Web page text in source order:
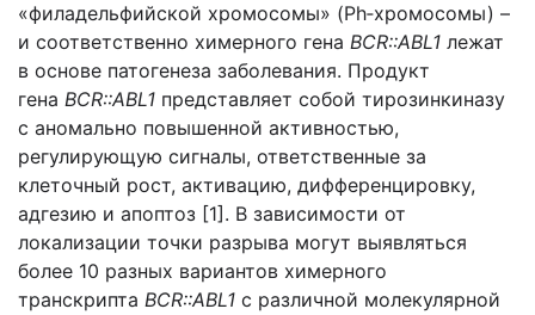
«филадельфийской хромосомы» (Ph‑хромосомы) –
и соответственно химерного гена BCR::ABL1 лежат
в основе патогенеза заболевания. Продукт
гена BCR::ABL1 представляет собой тирозинкиназу
с аномально повышенной активностью,
регулирующую сигналы, ответственные за
клеточный рост, активацию, дифференцировку,
адгезию и апоптоз [1]. В зависимости от
локализации точки разрыва могут выявляться
более 10 разных вариантов химерного
транскрипта BCR::ABL1 с различной молекулярной